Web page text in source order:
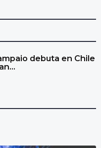
debuta en Chile